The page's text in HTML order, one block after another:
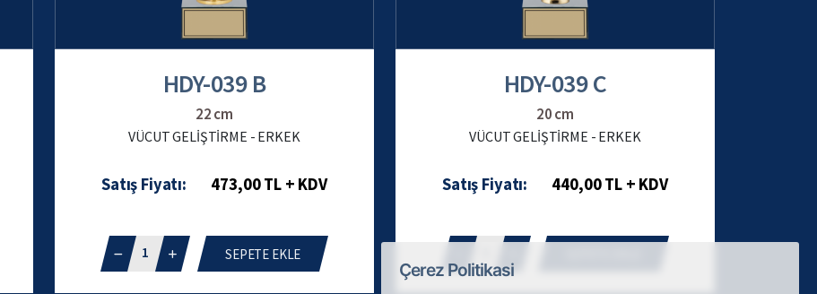
HDY-039 B
22 cm
VÜCUT GELİŞTİRME - ERKEK
Satış Fiyatı: 473,00 TL + KDV
1 SEPETE EKLE
HDY-039 C
20 cm
VÜCUT GELİŞTİRME - ERKEK
Satış Fiyatı: 440,00 TL + KDV
Çerez Politikasi